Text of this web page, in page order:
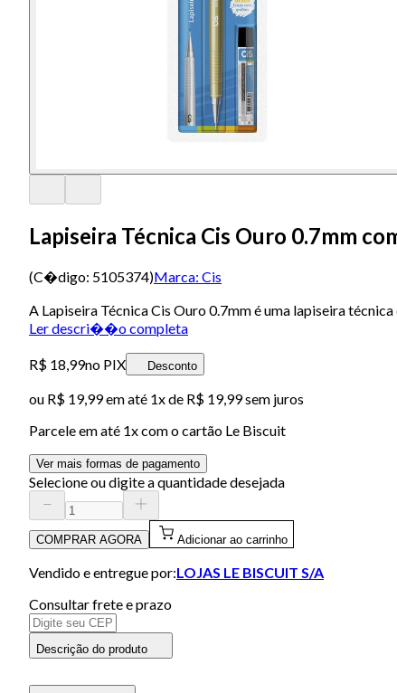
Lapiseira Técnica Cis Ouro 0.7mm
(C�digo: 5105374)Marca: Cis
A Lapiseira Técnica Cis Ouro 0.7mm é uma lapiseira
Ler descri��o completa
R$ 18,99no PIX Desconto
ou R$ 19,99em até 1x de R$ 19,99sem juros
Parcele em até 1x com o cartão Le Biscuit
Ver mais formas de pagamento
Selecione ou digite a quantidade desejada
COMPRAR AGORA Adicionar ao carrinho
Vendido e entregue por:LOJAS LE BISCUIT S/A
Consultar frete e prazo
Descrição do produto